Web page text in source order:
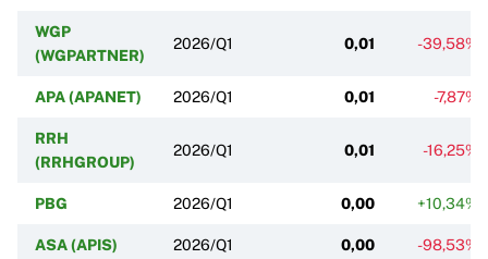
WGP
(WGPARTNER)
2026/Q1 0,01 -39,58%
APA (APANET) 2026/Q1 0,01 -7,87%
RRH
(RRHGROUP)
2026/Q1 0,01 -16,25%
PBG 2026/Q1 0,00 +10,34%
ASA (APIS) 2026/Q1 0,00 -98,53%